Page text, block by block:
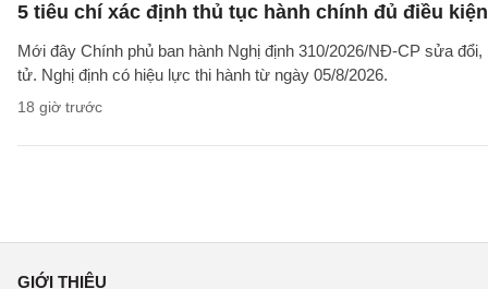
5 tiêu chí xác định thủ tục hành chính đủ điều
Mới đây Chính phủ ban hành Nghị định 310/2026/NĐ-CP sửa
tử. Nghị định có hiệu lực thi hành từ ngày 05/8/2026.
18 giờ trước
GIỚI THIỆU